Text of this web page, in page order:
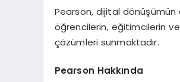
Pearson, dijital dönüşümün
öğrencilerin, eğitimcilerin
çözümleri sunmaktadır.
Pearson Hakkında